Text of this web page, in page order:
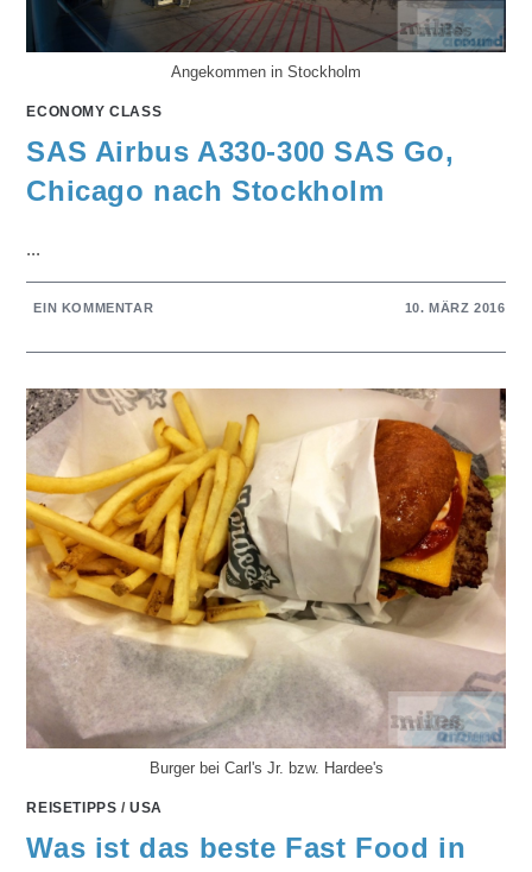
Angekommen in Stockholm
ECONOMY CLASS
SAS Airbus A330-300 SAS Go,
Chicago nach Stockholm
...
EIN KOMMENTAR 10. MÄRZ 2016
Burger bei Carl's Jr. bzw. Hardee's
REISETIPPS /USA
Was ist das beste Fast Food in